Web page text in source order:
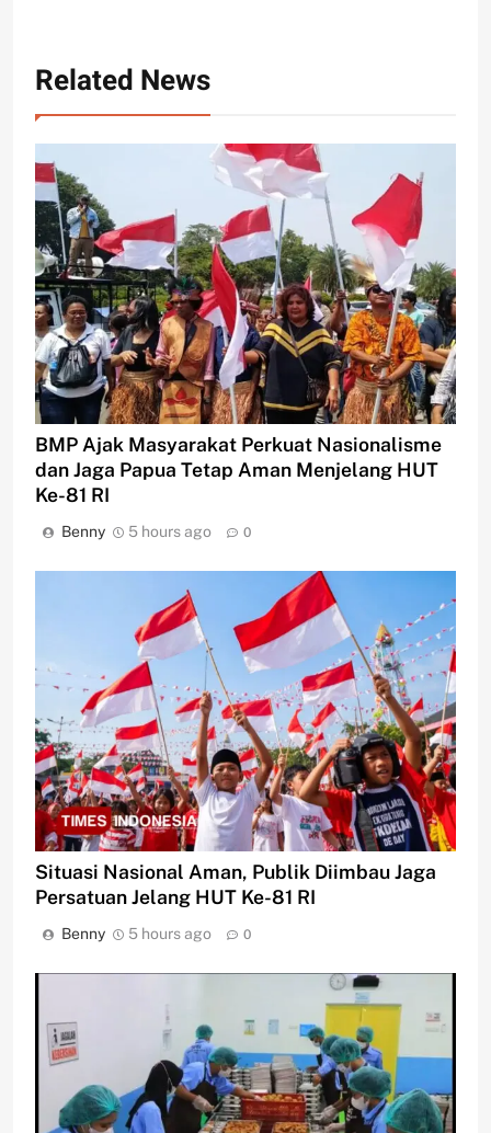
Related News
BMP Ajak Masyarakat Perkuat Nasionalisme
dan Jaga Papua Tetap Aman Menjelang HUT
Ke-81 RI
Benny 5 hours ago 0
Situasi Nasional Aman, Publik Diimbau Jaga
Persatuan Jelang HUT Ke-81 RI
Benny 5 hours ago 0